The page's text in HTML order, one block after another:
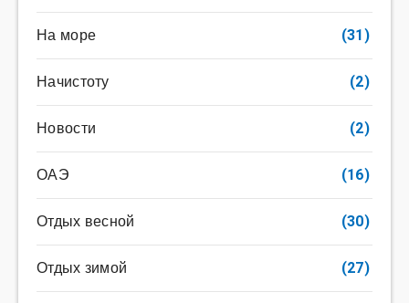
На море (31)
Начистоту (2)
Новости (2)
ОАЭ (16)
Отдых весной (30)
Отдых зимой (27)